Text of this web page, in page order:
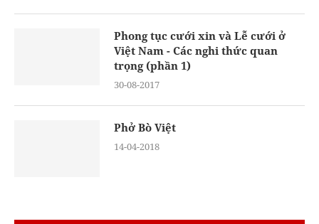
Phong tục cưới xin và Lễ cưới ở
Việt Nam - Các nghi thức quan
trọng (phần 1)
30-08-2017
Phở Bò Việt
14-04-2018